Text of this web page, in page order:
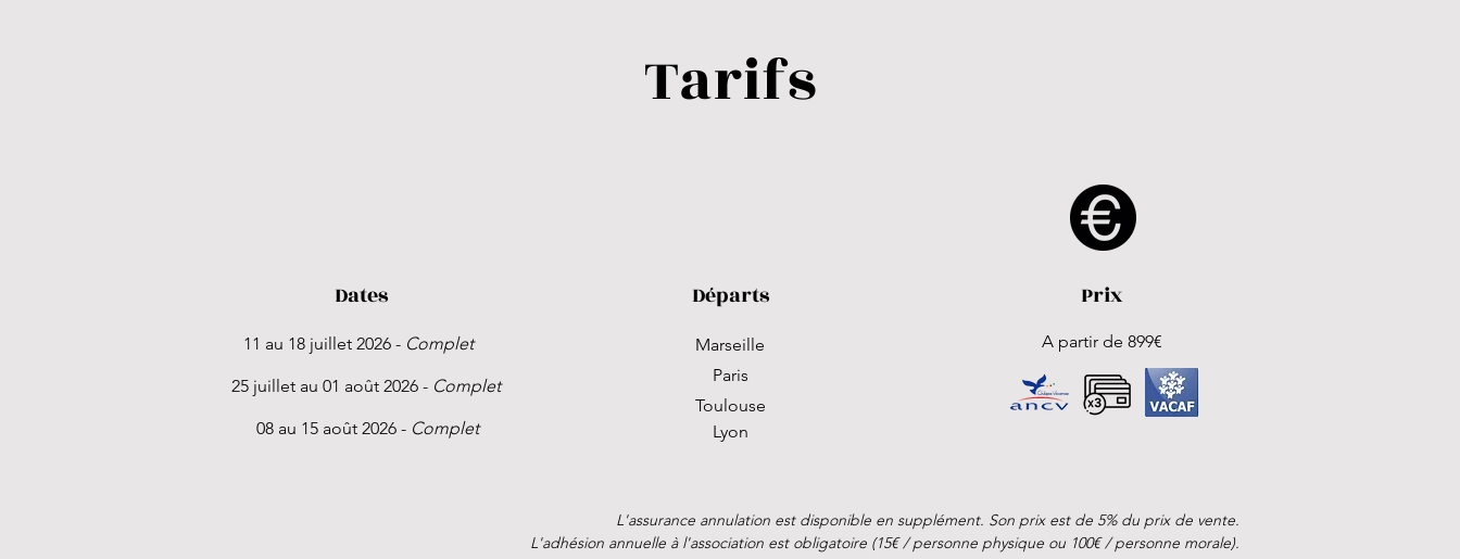
Tarifs
Dates
11 au 18 juillet 2026 - Complet
25 juillet au 01 août 2026 - Complet
08 au 15 août 2026 - Complet
Départs
Marseille
Paris
Toulouse
Lyon
Prix
A partir de 899€
L'assurance annulation est disponible en supplément. Son prix est de 5% du prix de vente.
L'adhésion annuelle à l'association est obligatoire (15€ / personne physique ou 100€ / personne morale).